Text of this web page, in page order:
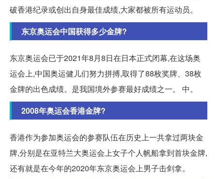
破香港纪录或创出自身最佳成绩,大家都被所有运动员。
东京奥运会中国获得多少金牌?
东京奥运会已于2021年8月8日在日本正式闭幕,在这场奥
运会上,中国奥运健儿们努力拼搏,取得了88枚奖牌、38枚
金牌的出色成绩。是我国境外参赛最好成绩之一。 中。
2008年奥运会香港金牌?
香港作为参加奥运会的参赛队伍在历史上一共拿过两块金
牌,分别是在亚特兰大奥运会上女子个人帆船拿到首块金牌,
还有就是在今年的2020年东京奥运会上男子击剑拿。